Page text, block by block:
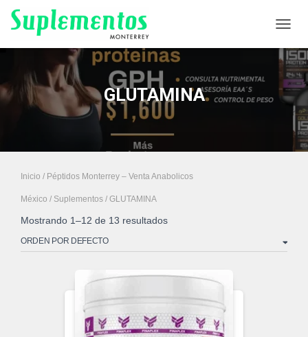
GLUTAMINA
Inicio / Péptidos Monterrey – Venta Anabolicos
México / Suplementos / GLUTAMINA
Mostrando 1–12 de 13 resultados